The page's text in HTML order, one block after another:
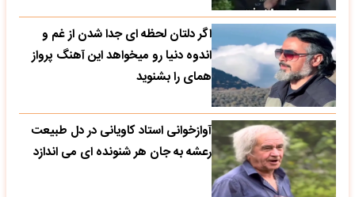
اگر دلتان لحظه ای جدا شدن از غم و
اندوه دنیا رو میخواهد این آهنگ پرواز
همای را بشنوید
آوازخوانی استاد کاویانی در دل طبیعت
رعشه به جان هر شنونده ای می اندازد